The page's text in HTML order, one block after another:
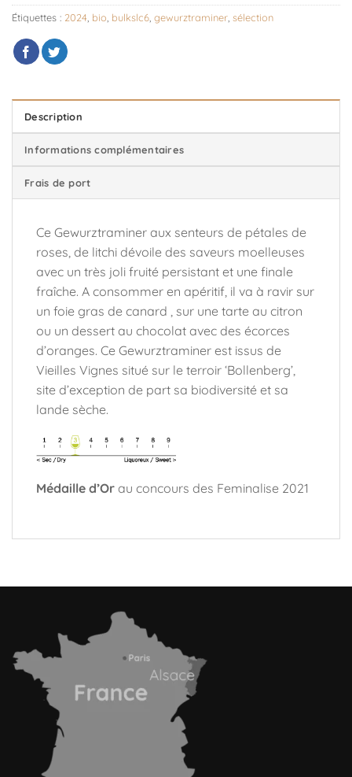
Étiquettes : 2024 bio bulkslc6 gewurztraminer sélection
Description
Informations complémentaires
Frais de port
Ce Gewurztraminer aux senteurs de pétales de
roses, de litchi dévoile des saveurs moelleuses
avec un très joli fruité persistant et une finale
fraîche. A consommer en apéritif, il va à ravir sur
un foie gras de canard , sur une tarte au citron
ou un dessert au chocolat avec des écorces
d’oranges. Ce Gewurztraminer est issus de
Vieilles Vignes situé sur le terroir ‘Bollenberg’,
site d’exception de part sa biodiversité et sa
lande sèche.
Médaille d’Or au concours des Feminalise 2021